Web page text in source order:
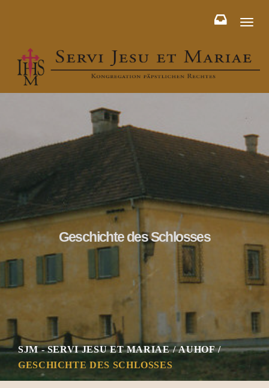
Toggle
Geschichte des Schlosses
SJM - SERVI JESU ET MARIAE
AUHOF
GESCHICHTE DES SCHLOSSES